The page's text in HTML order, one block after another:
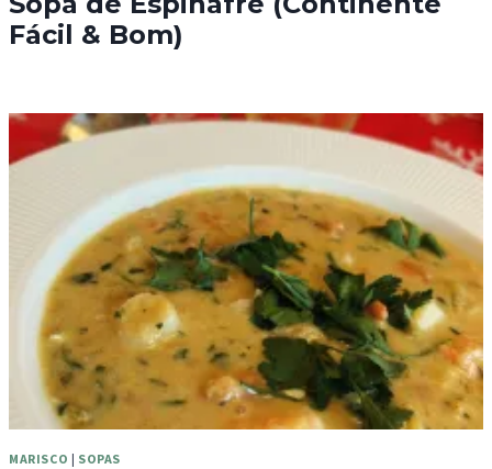
Fácil & Bom)
MARISCO | SOPAS